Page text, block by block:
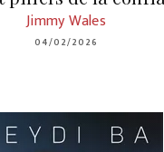
Jimmy Wales
04/02/2026